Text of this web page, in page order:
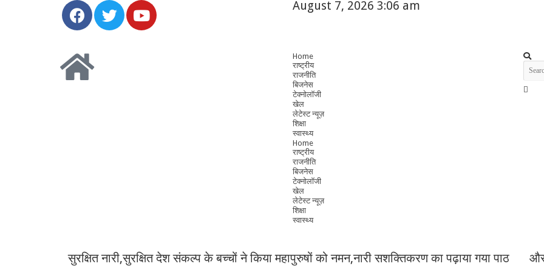
August 7, 2026 3:06 am
Home
राष्ट्रीय
राजनीति
बिजनेस
टेक्नोलॉजी
खेल
लेटेस्ट न्यूज़
शिक्षा
स्वास्थ्य
Home
राष्ट्रीय
राजनीति
बिजनेस
टेक्नोलॉजी
खेल
लेटेस्ट न्यूज़
शिक्षा
स्वास्थ्य
सुरक्षित नारी,सुरक्षित देश संकल्प के बच्चों ने किया महापुरुषों को नमन,नारी सशक्तिकरण का पढ़ाया गया पाठ